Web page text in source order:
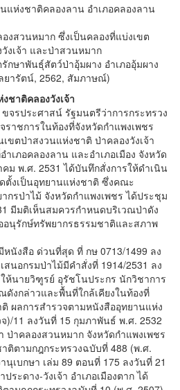
ชาติคลองลาน อำเภอคลองลาน
นหมาก ซึ่งเป็นคลองที่แบ่งเขต
งเจ้า และป่าสวนหมาก
พันธุ์สัตว์ป่าอุ้มผาง อำเภออุ้มผาง
ยารัตน์, 2562, สัมภาษณ์)
ชาติคลองวังเจ้า
ระศาสน์ รัฐมนตรีว่าการกระทรวง
าชการในท้องที่จังหวัดกำแพงเพชร
ขตป่าสงวนแห่งชาติ ป่าคลองวังเจ้า
เภอคลองลาน และอำเภอเมือง จังหวัด
ม พ.ศ. 2531 ได้บันทึกสั่งการให้ดำเนิน
ตั้งเป็นอุทยานแห่งชาติ ซึ่งคณะ
กรป่าไม้ จังหวัดกำแพงเพชร ได้ประชุม
มีมติเห็นสมควรกำหนดบริเวณป่าดัง
อนุรักษ์ทรัพยากรธรรมชาติและสภาพ
งสือ ด่วนที่สุด ที่ กษ 0713/1499 ลง
นอกรมป่าไม้มีคำสั่งที่ 1914/2531 ลง
ห้นายวิฑูรย์ อุรัชโนประกร นักวิชาการ
ดังกล่าวและพื้นที่ใกล้เคียงในท้องที่
ผลการสำรวจตามหนังสืออุทยานแห่ง
)/11 ลงวันที่ 15 กุมภาพันธ์ พ.ศ. 2532
ป่าคลองสวนหมาก จังหวัดกำแพงเพชร
ติตามกฎกระทรวงฉบับที่ 488 (พ.ศ.
นุเบกษา เล่ม 89 ตอนที่ 175 ลงวันที่ 21
ระดาง-วังเจ้า อำเภอเมืองตาก ได้